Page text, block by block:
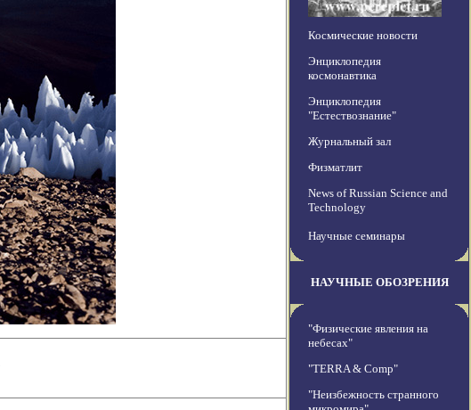
Космические новости
Энциклопедия
космонавтика
Энциклопедия
"Естествознание"
Журнальный зал
Физматлит
News of Russian Science and
Technology
Научные семинары
НАУЧНЫЕ ОБОЗРЕНИЯ
"Физические явления на
небесах"
"TERRA & Comp"
"Неизбежность странного